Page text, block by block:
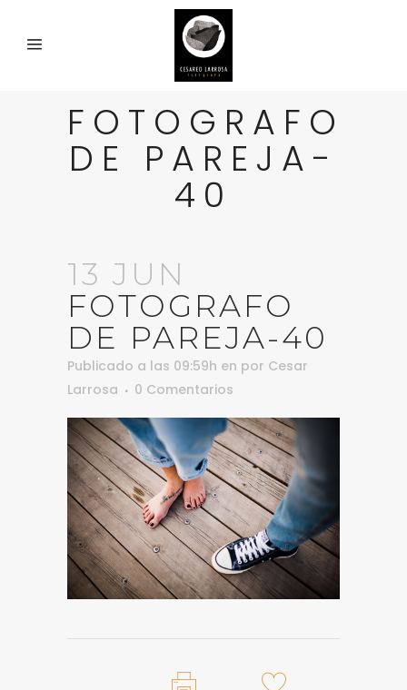
FOTOGRAFO
DE PAREJA-
40
13 JUN
FOTOGRAFO
DE PAREJA-40
Publicado a las 09:59h en por Cesar
Larrosa
0 Comentarios